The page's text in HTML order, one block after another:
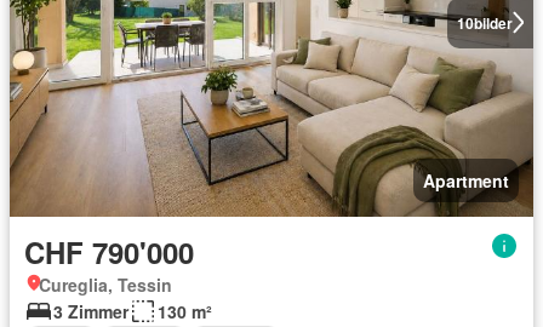
10bilder
Apartment
CHF 790'000
Cureglia, Tessin
3 Zimmer
130 m²